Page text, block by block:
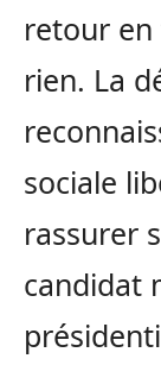
retour en
rien. La
sociale
rassurer
candidat